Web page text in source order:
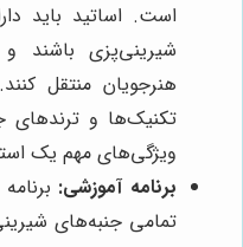
است. اساتید باید
شیرینی‌پزی باشند
هنرجویان منتقل
تکنیک‌ها و ترندهای
ویژگی‌های مهم یک
برنامه آموزشی:
تمامی جنبه‌های